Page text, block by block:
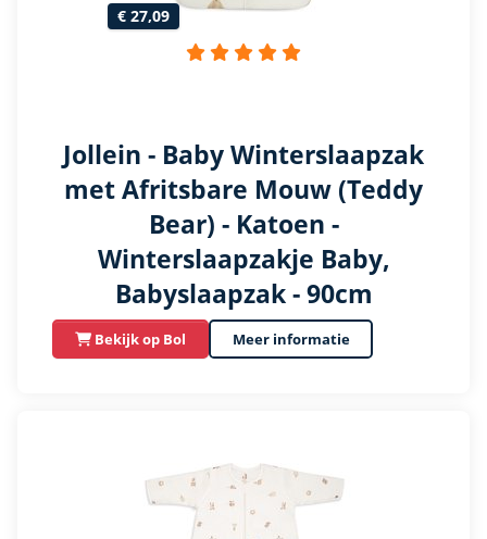
€ 27,09
Jollein - Baby Winterslaapzak
met Afritsbare Mouw (Teddy
Bear) - Katoen -
Winterslaapzakje Baby,
Babyslaapzak - 90cm
Bekijk op Bol Meer informatie